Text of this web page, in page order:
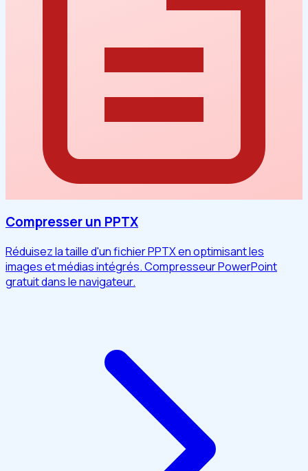
Compresser un PPTX
Réduisez la taille d'un fichier PPTX en optimisant les
images et médias intégrés. Compresseur PowerPoint
gratuit dans le navigateur.